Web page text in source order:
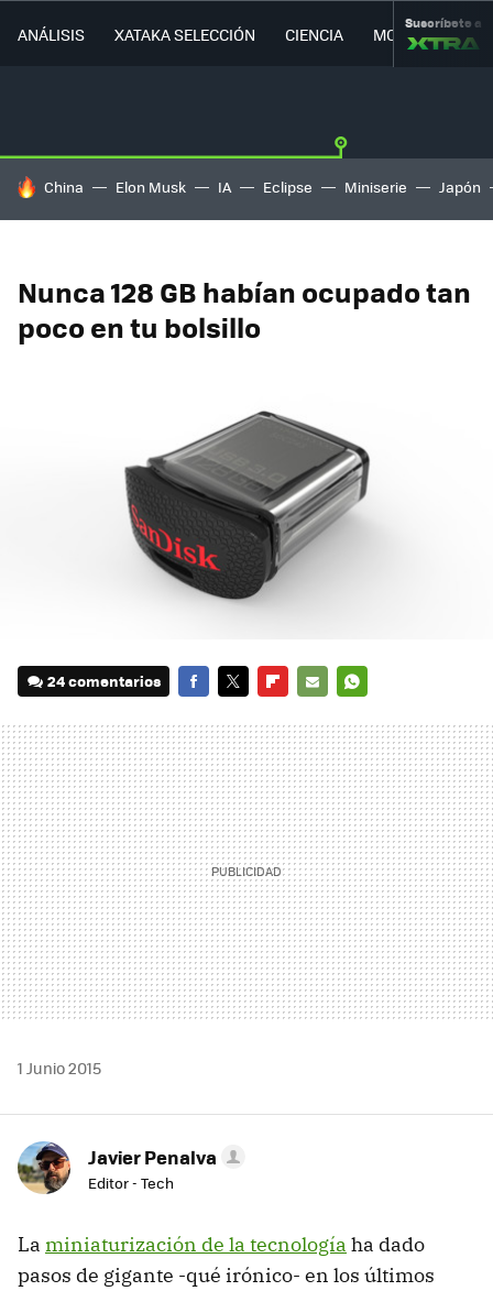
ANÁLISIS XATAKA SELECCIÓN CIENCIA MOVILIDAD
Suscríbete a
HOY SE HABLA DE
China Elon Musk IA Eclipse Miniserie Japón
Nunca 128 GB habían ocupado tan
poco en tu bolsillo
24 comentarios
MAIL
1 Junio 2015
Javier Penalva
Editor - Tech
La miniaturización de la tecnología ha dado
pasos de gigante -qué irónico- en los últimos